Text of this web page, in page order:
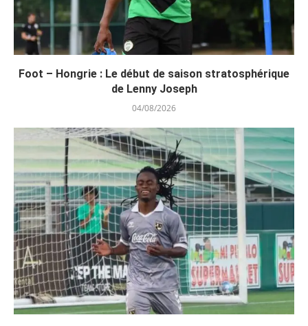
Foot – Hongrie : Le début de saison stratosphérique
de Lenny Joseph
04/08/2026